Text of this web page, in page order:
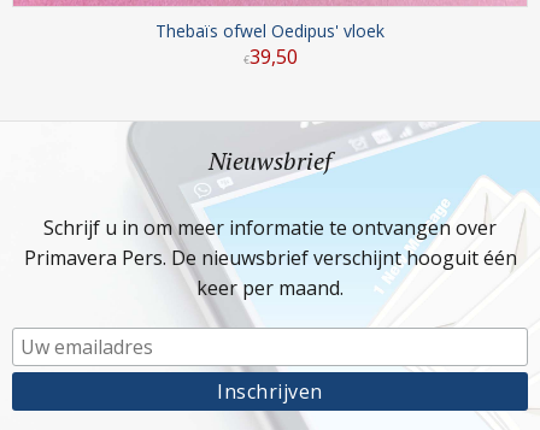
Thebaïs ofwel Oedipus' vloek
€39,50
Nieuwsbrief
Schrijf u in om meer informatie te ontvangen over
Primavera Pers. De nieuwsbrief verschijnt hooguit één
keer per maand.